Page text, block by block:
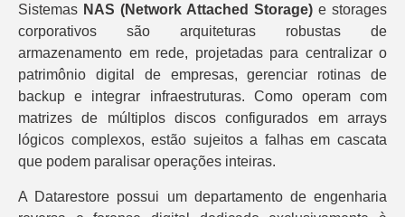
Sistemas NAS (Network Attached Storage) e storages
corporativos são arquiteturas robustas de
armazenamento em rede, projetadas para centralizar o
patrimônio digital de empresas, gerenciar rotinas de
backup e integrar infraestruturas. Como operam com
matrizes de múltiplos discos configurados em arrays
lógicos complexos, estão sujeitos a falhas em cascata
que podem paralisar operações inteiras.
A Datarestore possui um departamento de engenharia